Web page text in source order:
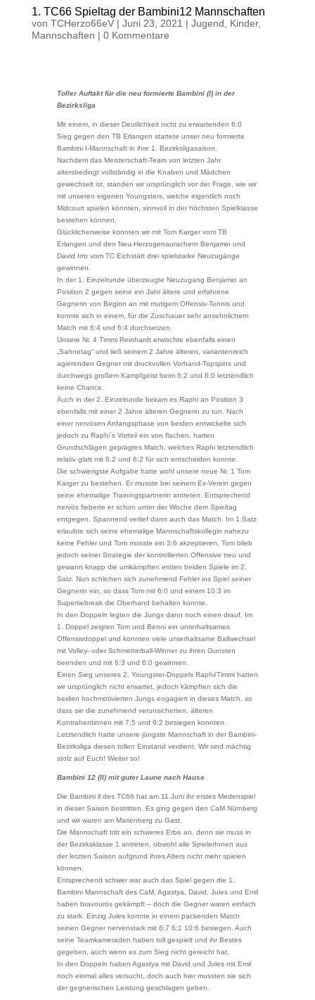
1. TC66 Spieltag der Bambini12 Mannschaften
von TCHerzo66eV| Juni 23, 2021 | Jugend, Kinder,
Mannschaften | 0 Kommentare
Toller Auftakt für die neu formierte Bambini (I) in der
Bezirksliga
Mit einem, in dieser Deutlichkeit nicht zu erwartenden 6:0
Sieg gegen den TB Erlangen startete unser neu formierte
Bambini I-Mannschaft in ihre 1. Bezirksligasaison.
Nachdem das Meisterschaft-Team von letzten Jahr
altersbedingt vollständig in die Knaben und Mädchen
gewechselt ist, standen wir ursprünglich vor der Frage, wie wir
mit unseren eigenen Youngsters, welche eigentlich noch
Midcourt spielen könnten, sinnvoll in der höchsten Spielklasse
bestehen können.
Glücklicherweise konnten wir mit Tom Karger vom TB
Erlangen und den Neu-Herzogenaurachern Benjamin und
David Irro vom TC Eichstätt drei spielstarke Neuzugänge
gewinnen.
In der 1. Einzelrunde überzeugte Neuzugang Benjamin an
Position 2 gegen seine ein Jahr ältere und erfahrene
Gegnerin von Beginn an mit mutigem Offensiv-Tennis und
konnte sich in einem, für die Zuschauer sehr ansehnlichem
Match mit 6:4 und 6:4 durchsetzen.
Unsere Nr. 4 Timmi Reinhardt erwischte ebenfalls einen
„Sahnetag“ und ließ seinem 2 Jahre älteren, variantenreich
agierenden Gegner mit druckvollen Vorhand-Topspins und
durchwegs großem Kampfgeist beim 6:2 und 6:0 letztendlich
keine Chance.
Auch in der 2. Einzelrunde bekam es Raphi an Position 3
ebenfalls mit einer 2 Jahre älteren Gegnerin zu tun. Nach
einer nervösen Anfangsphase von beiden entwickelte sich
jedoch zu Raphi´s Vorteil ein von flachen, harten
Grundschlägen geprägtes Match, welches Raphi letztendlich
relativ glatt mit 6.2 und 6:2 für sich entscheiden konnte.
Die schwierigste Aufgabe hatte wohl unsere neue Nr. 1 Tom
Karger zu bestehen. Er musste bei seinem Ex-Verein gegen
seine ehemalige Trainingspartnerin antreten. Entsprechend
nervös fieberte er schon unter der Woche dem Spieltag
entgegen. Spannend verlief dann auch das Match. Im 1.Satz
erlaubte sich seine ehemalige Mannschaftskollegin nahezu
keine Fehler und Tom musste ein 3:6 akzeptieren. Tom blieb
jedoch seiner Strategie der kontrollierten Offensive treu und
gewann knapp die umkämpften ersten beiden Spiele im 2.
Satz. Nun schlichen sich zunehmend Fehler ins Spiel seiner
Gegnerin ein, so dass Tom mit 6:0 und einem 10:3 im
Supertiebreak die Oberhand behalten konnte.
In den Doppeln legten die Jungs dann noch einen drauf. Im
1. Doppel zeigten Tom und Benni ein unterhaltsames
Offensivdoppel und konnten viele unterhaltsame Ballwechsel
mit Volley- oder Schmetterball-Winner zu ihren Gunsten
beenden und mit 6:3 und 6:0 gewinnen.
Einen Sieg unseres 2. Youngster-Doppels Raphi/Timmi hatten
wir ursprünglich nicht erwartet, jedoch kämpften sich die
beiden hochmotivierten Jungs engagiert in dieses Match, so
dass sie die zunehmend verunsicherten, älteren
Kontrahentinnen mit 7:5 und 6:2 besiegen konnten.
Letztendlich hatte unsere jüngste Mannschaft in der Bambini-
Bezirksliga diesen tollen Einstand verdient. Wir sind mächtig
stolz auf Euch! Weiter so!
Bambini 12 (II) mit guter Laune nach Hause
Die Bambini ll des TC66 hat am 11.Juni ihr erstes Medenspiel
in dieser Saison bestritten. Es ging gegen den CaM Nürnberg
und wir waren am Marienberg zu Gast.
Die Mannschaft tritt ein schweres Erbe an, denn sie muss in
der Bezirksklasse 1 antreten, obwohl alle SpielerInnen aus
der letzten Saison aufgrund ihres Alters nicht mehr spielen
können.
Entsprechend schwer war auch das Spiel gegen die 1.
Bambini Mannschaft des CaM. Agastya, David, Jules und Emil
haben bravourös gekämpft – doch die Gegner waren einfach
zu stark. Einzig Jules konnte in einem packenden Match
seinen Gegner nervenstark mit 6:7 6:1 10:6 besiegen. Auch
seine Teamkameraden haben toll gespielt und ihr Bestes
gegeben, auch wenn es zum Sieg nicht gereicht hat.
In den Doppeln haben Agastya mit David und Jules mit Emil
noch einmal alles versucht, doch auch hier mussten sie sich
der gegnerischen Leistung geschlagen geben.